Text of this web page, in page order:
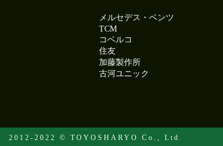
メルセデス・ベンツ
TCM
コベルコ
住友
加藤製作所
古河ユニック
2012-2022 © TOYOSHARYO Co., Ltd.